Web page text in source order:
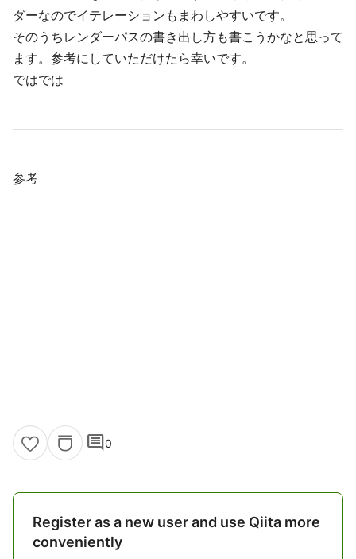
ダーなのでイテレーションもまわしやすいです。
そのうちレンダーパスの書き出し方も書こうかなと思って
ます。参考にしていただけたら幸いです。
ではでは
参考
comment0
Register as a new user and use Qiita more
conveniently